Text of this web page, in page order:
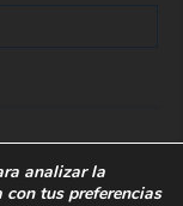
analizar la
tus preferencias